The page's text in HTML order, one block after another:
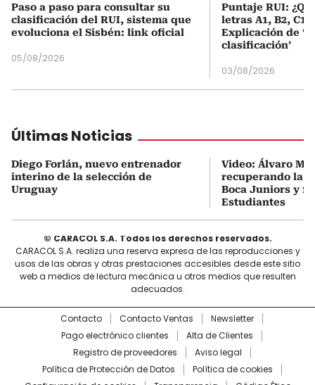
Paso a paso para consultar su
clasificación del RUI, sistema que
evoluciona el Sisbén: link oficial
05/08/2026
Puntaje RUI:
letras A1, B2, C1
Explicación de
clasificación’
03/08/2026
Últimas Noticias
Diego Forlán, nuevo entrenador
interino de la selección de
Uruguay
Video: Álvaro
recuperando la
Boca Juniors y
Estudiantes
© CARACOL S.A. Todos los derechos reservados.
CARACOL S.A. realiza una reserva expresa de las reproducciones y
usos de las obras y otras prestaciones accesibles desde este sitio
web a medios de lectura mecánica u otros medios que resulten
adecuados.
Contacto Contacto Ventas
Newsletter
Pago electrónico clientes
Alta de Clientes
Registro de proveedores
Aviso legal
Política de Protección de Datos
Política de cookies